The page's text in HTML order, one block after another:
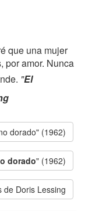
que una mujer
por amor. Nunca
"El
dorado" (1962)
dorado" (1962)
de Doris Lessing